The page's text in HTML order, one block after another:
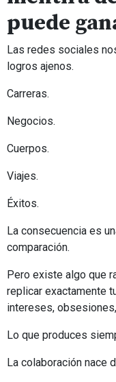
puede
Las redes sociales
logros ajenos.
Carreras.
Negocios.
Cuerpos.
Viajes.
Éxitos.
La consecuencia es
comparación.
Pero existe algo que
replicar exactamente
intereses,
Lo que produces
La colaboración nace